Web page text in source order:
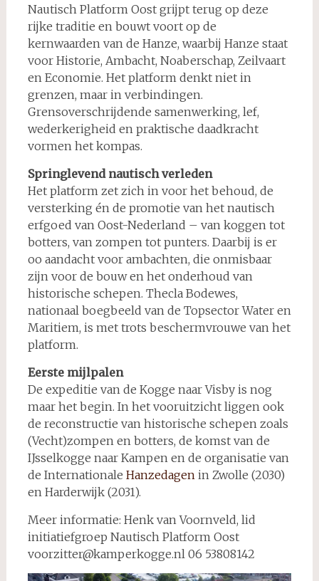
Nautisch Platform Oost grijpt terug op deze
rijke traditie en bouwt voort op de
kernwaarden van de Hanze, waarbij Hanze staat
voor Historie, Ambacht, Noaberschap, Zeilvaart
en Economie. Het platform denkt niet in
grenzen, maar in verbindingen.
Grensoverschrijdende samenwerking, lef,
wederkerigheid en praktische daadkracht
vormen het kompas.
Springlevend nautisch verleden
Het platform zet zich in voor het behoud, de
versterking én de promotie van het nautisch
erfgoed van Oost-Nederland – van koggen tot
botters, van zompen tot punters. Daarbij is er
oo aandacht voor ambachten, die onmisbaar
zijn voor de bouw en het onderhoud van
historische schepen. Thecla Bodewes,
nationaal boegbeeld van de Topsector Water en
Maritiem, is met trots beschermvrouwe van het
platform.
Eerste mijlpalen
De expeditie van de Kogge naar Visby is nog
maar het begin. In het vooruitzicht liggen ook
de reconstructie van historische schepen zoals
(Vecht)zompen en botters, de komst van de
IJsselkogge naar Kampen en de organisatie van
de Internationale Hanzedagen in Zwolle (2030)
en Harderwijk (2031).
Meer informatie: Henk van Voornveld, lid
initiatiefgroep Nautisch Platform Oost
voorzitter@kamperkogge.nl 06 53808142